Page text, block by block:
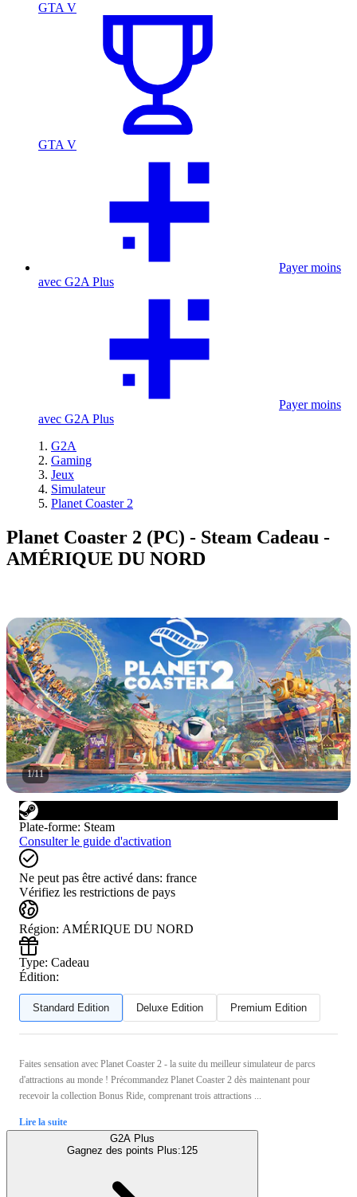
GTA V
GTA V
Payer moins
avec G2A Plus
Payer moins
avec G2A Plus
G2A
Gaming
Jeux
Simulateur
Planet Coaster 2
Planet Coaster 2 (PC) - Steam Cadeau -
AMÉRIQUE DU NORD
1/11
Plate-forme: Steam
Consulter le guide d'activation
Ne peut pas être activé dans: france
Vérifiez les restrictions de pays
Région: AMÉRIQUE DU NORD
Type: Cadeau
Édition:
Standard Edition Deluxe Edition Premium Edition
Faites sensation avec Planet Coaster 2 - la suite du meilleur simulateur de parcs
d'attractions au monde ! Précommandez Planet Coaster 2 dès maintenant pour
recevoir la collection Bonus Ride, comprenant trois attractions ...
Lire la suite
G2A Plus
Gagnez des points Plus:125